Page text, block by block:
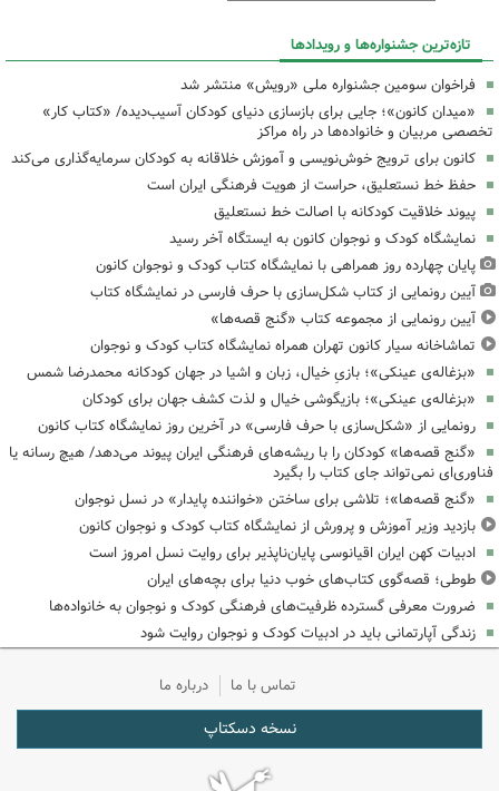
تازه‌ترین جشنواره‌ها و رویدادها
فراخوان سومین جشنواره ملی «رویش» منتشر شد
«میدان کانون»؛ جایی برای بازسازی دنیای کودکان آسیب‌دیده/ «کتاب کار»
تخصصی مربیان و خانواده‌ها در راه مراکز
کانون برای ترویج خوش‌نویسی و آموزش خلاقانه به کودکان سرمایه‌گذاری می‌کند
حفظ خط نستعلیق، حراست از هویت فرهنگی ایران است
پیوند خلاقیت کودکانه با اصالت خط نستعلیق
نمایشگاه کودک و نوجوان کانون به ایستگاه آخر رسید
پایان چهارده روز همراهی با نمایشگاه کتاب کودک و نوجوان کانون
آیین رونمایی از کتاب شکل‌سازی با حرف فارسی در نمایشگاه کتاب
آیین رونمایی از مجموعه کتاب «گنج قصه‌ها»
تماشاخانه سیار کانون تهران همراه نمایشگاه کتاب کودک و نوجوان
«بزغاله‌ی عینکی»؛ بازیِ خیال، زبان و اشیا در جهان کودکانه محمدرضا شمس
«بزغاله‌ی عینکی»؛ بازیگوشی خیال و لذت کشف جهان برای کودکان
رونمایی از «شکل‌سازی با حرف فارسی» در آخرین روز نمایشگاه کتاب کانون
«گنج قصه‌ها» کودکان را با ریشه‌های فرهنگی ایران پیوند می‌دهد/ هیچ رسانه یا
فناوری‌ای نمی‌تواند جای کتاب را بگیرد
«گنج قصه‌ها»؛ تلاشی برای ساختن «خواننده پایدار» در نسل نوجوان
بازدید وزیر آموزش و پرورش از نمایشگاه کتاب کودک و نوجوان کانون
ادبیات کهن ایران اقیانوسی پایان‌ناپذیر برای روایت نسل امروز است
طوطی؛ قصه‌گوی کتاب‌های خوب دنیا برای بچه‌های ایران
ضرورت معرفی گسترده ظرفیت‌های فرهنگی کودک و نوجوان به خانواده‌ها
زندگی آپارتمانی باید در ادبیات کودک و نوجوان روایت شود
تماس با ما درباره ما
نسخه دسکتاپ